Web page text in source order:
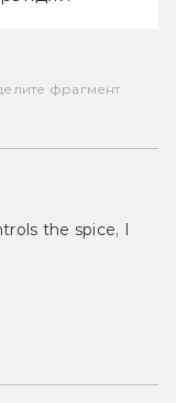
фрагмент
the spice, I